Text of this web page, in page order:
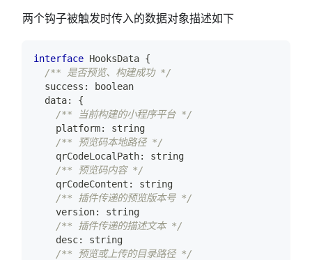
两个钩子被触发时传入的数据对象描述如下
interface HooksData {
/** 是否预览、构建成功 */
  success
:
boolean
  data
:
{
/** 当前构建的小程序平台 */
    platform
:
string
/** 预览码本地路径 */
    qrCodeLocalPath
:
string
/** 预览码内容 */
    qrCodeContent
:
string
/** 插件传递的预览版本号 */
    version
:
string
/** 插件传递的描述文本 */
    desc
:
string
/** 预览或上传的目录路径 */